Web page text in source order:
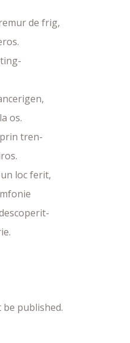
de frig,
os.
tren-
loc ferit,
published.